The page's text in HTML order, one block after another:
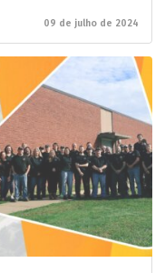
09 de julho de 2024